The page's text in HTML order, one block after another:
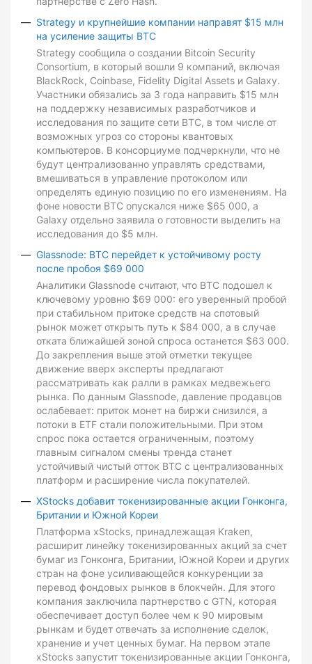
Strategy и крупнейшие компании направят $15 млн
на усиление защиты BTC
Strategy сообщила о создании Bitcoin Security
Consortium, в который вошли 9 компаний, включая
BlackRock, Coinbase, Fidelity Digital Assets и Galaxy.
Участники обязались за 3 года направить $15 млн
на поддержку независимых разработчиков и
исследования по защите сети BTC, в том числе от
возможных угроз со стороны квантовых
компьютеров. В консорциуме подчеркнули, что не
будут централизованно управлять средствами,
вмешиваться в управление протоколом или
определять единую позицию по его изменениям. На
фоне новости BTC опускался ниже $65 000, а
Galaxy отдельно заявила о готовности выделить на
исследования до $5 млн.
Glassnode: BTC перейдет к устойчивому росту
после пробоя $69 000
Аналитики Glassnode считают, что BTC подошел к
ключевому уровню $69 000: его уверенный пробой
при стабильном притоке средств на спотовый
рынок может открыть путь к $84 000, а в случае
отката ближайшей зоной спроса останется $63 000.
До закрепления выше этой отметки текущее
движение вверх эксперты предлагают
рассматривать как ралли в рамках медвежьего
рынка. По данным Glassnode, давление продавцов
ослабевает: приток монет на биржи снизился, а
потоки в ETF стали положительными. При этом
спрос пока остается ограниченным, поэтому
главным сигналом смены тренда станет
устойчивый чистый отток BTC с централизованных
платформ и расширение числа покупателей.
XStocks добавит токенизированные акции Гонконга,
Британии и Южной Кореи
Платформа xStocks, принадлежащая Kraken,
расширит линейку токенизированных акций за счет
бумаг из Гонконга, Британии, Южной Кореи и других
стран на фоне усиливающейся конкуренции за
перевод фондовых рынков в блокчейн. Для этого
компания заключила партнерство с GTN, которая
обеспечивает доступ более чем к 90 мировым
рынкам и будет отвечать за исполнение сделок,
хранение и учет ценных бумаг. На первом этапе
xStocks запустит токенизированные акции Гонконга,